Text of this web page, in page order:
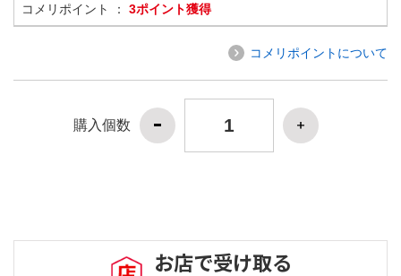
コメリポイント ： 3ポイント獲得
コメリポイントについて
購入個数
お店で受け取る